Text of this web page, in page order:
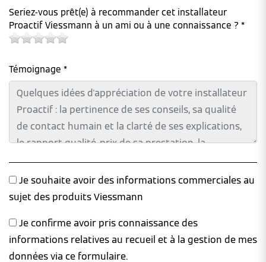
Seriez-vous prêt(e) à recommander cet installateur
Proactif Viessmann à un ami ou à une connaissance ? *
Témoignage *
Je souhaite avoir des informations commerciales au
sujet des produits Viessmann
Je confirme avoir pris connaissance des
informations relatives au recueil et à la gestion de mes
données via ce formulaire.